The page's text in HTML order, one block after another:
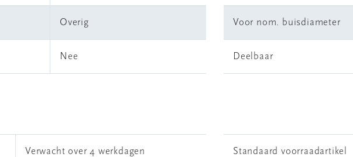
Overig
Nee
Voor nom. buisdiameter
Deelbaar
Verwacht over 4 werkdagen Standaard voorraadartikel